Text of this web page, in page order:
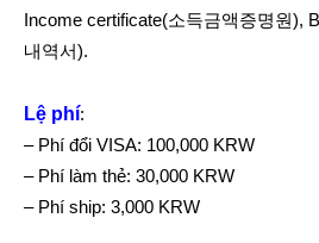
Income certificate(소득금액증명원),
내역서).
Lệ phí:
– Phí đổi VISA: 100,000 KRW
– Phí làm thẻ: 30,000 KRW
– Phí ship: 3,000 KRW